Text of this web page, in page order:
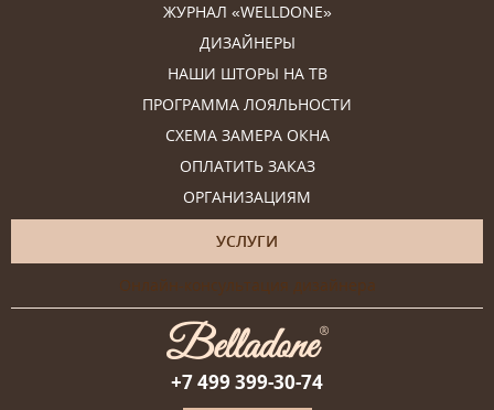
ЖУРНАЛ «WELLDONE»
ДИЗАЙНЕРЫ
НАШИ ШТОРЫ НА ТВ
ПРОГРАММА ЛОЯЛЬНОСТИ
СХЕМА ЗАМЕРА ОКНА
ОПЛАТИТЬ ЗАКАЗ
ОРГАНИЗАЦИЯМ
УСЛУГИ
Онлайн-консультация дизайнера
+7 499 399-30-74